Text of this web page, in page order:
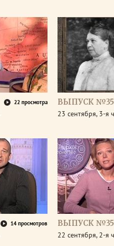
22 просмотра ВЫПУСК
23 сентября, 3-я
14 просмотров ВЫПУСК
22 сентября, 2-я